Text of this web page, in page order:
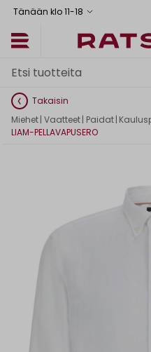
Tänään klo 11-18
Toimituskulut alk.
Takaisin
Miehet| Vaatteet| Paidat |
LIAM-PELLAVAPUSERO